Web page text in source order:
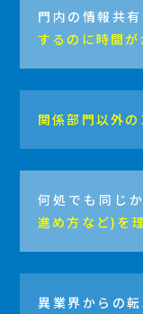
門内の情報共
するのに時間が
関係部門以外
何処でも同じ
進め方など)を
異業界からの転